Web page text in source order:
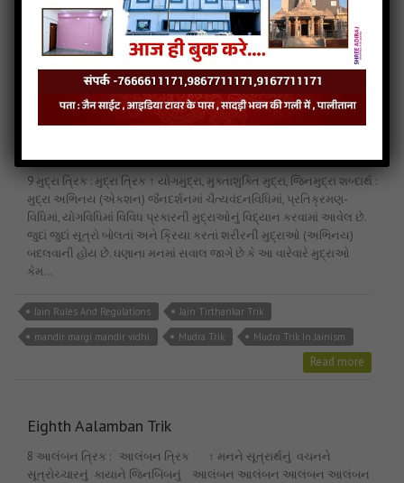
Jain Chaitya Vandan VIdhi
Jain Pranidhan In Jainism
mandir margi mandir vidhi Pranidhan Trik
Read more
9 મુદ્રા ત્રિક : મુદ્રા ત્રિક ↑ યોગમુદ્રા, મુક્તાશુક્તિ મુદ્રા, જિનમુદ્રા શબ્દાર્થ :
મુદ્રા અભિનય (એકશન) જૈનદર્શનમાં ચૈત્યવંદનવિધિમાં, પ્રતિક્રમણ-
વિધિમાં, યોગવિધિમાં વિવિધ પ્રકારની મુદ્રાઓનું વિદ્યાન કરવામાં આવેલ છે.
જુદાં જુદાં સૂત્રો બોલતાં અને ક્રિયા કરતાં શરીરની મુદ્રાઓ (અભિનય)
બદલવાની હોય છે. ઘણાના મનમાં સવાલ જાગે છે કે આ વારેવારે મુદ્રાઓ
કેમ…
Jain Rules And Regulations
Jain Tirthankar Trik
mandir margi mandir vidhi
Mudra Trik Mudra Trik In Jainism
Read more
Eighth Aalamban Trik
8 આલંબન ત્રિક : આલંબન ત્રિક ↑ મનને સૂત્રાર્થનું વચનને
સૂત્રોચ્ચારનું કાયાને જિનબિંબનું આલંબન આલંબન આલંબન આલંબન